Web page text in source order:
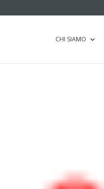
CHI SIAMO